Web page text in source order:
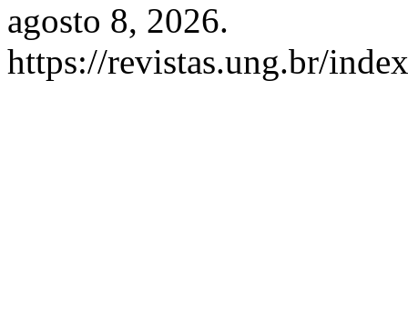
agosto 8, 2026.
https://revistas.ung.br/